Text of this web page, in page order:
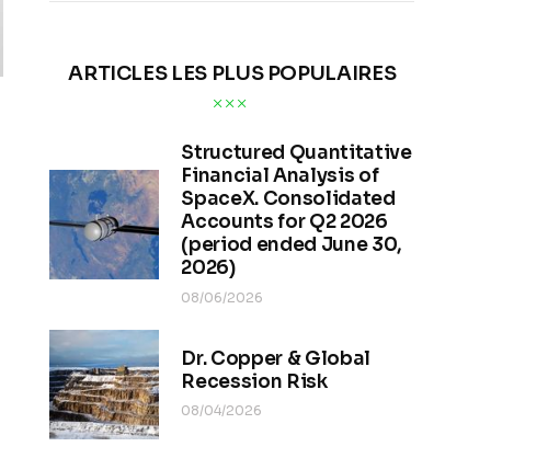
ARTICLES LES PLUS POPULAIRES
Structured Quantitative
Financial Analysis of
SpaceX. Consolidated
Accounts for Q2 2026
(period ended June 30,
2026)
08/06/2026
Dr. Copper & Global
Recession Risk
08/04/2026